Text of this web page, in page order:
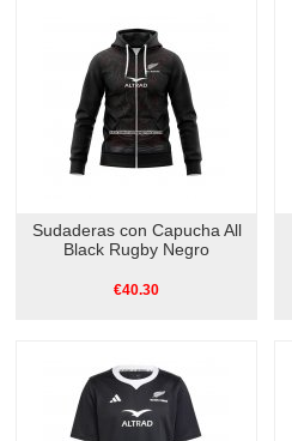
Sudaderas con Capucha All
Black Rugby Negro
€40.30